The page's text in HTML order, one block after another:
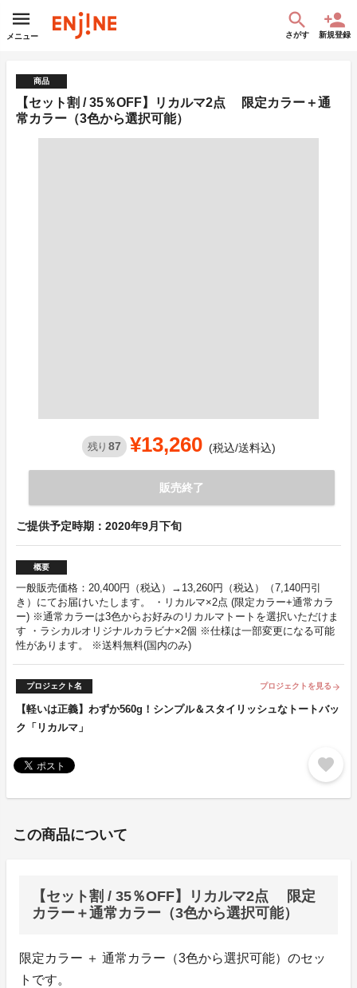
メニュー さがす 新規登録
商品
【セット割 / 35％OFF】リカルマ2点 限定カラー＋通
常カラー（3色から選択可能）
残り 87 ¥13,260 (税込/送料込)
販売終了
ご提供予定時期：2020年9月下旬
概要
一般販売価格：20,400円（税込）→13,260円（税込）（7,140円引
き）にてお届けいたします。 ・リカルマ×2点 (限定カラー+通常カラ
ー) ※通常カラーは3色からお好みのリカルマトートを選択いただけま
す ・ラシカルオリジナルカラビナ×2個 ※仕様は一部変更になる可能
性があります。 ※送料無料(国内のみ)
プロジェクト名 プロジェクトを見る arrow_forward
【軽いは正義】わずか560g！シンプル＆スタイリッシュなトートバッ
ク「リカルマ」
favorite
この商品について
【セット割 / 35％OFF】リカルマ2点 限定
カラー＋通常カラー（3色から選択可能）
限定カラー ＋ 通常カラー（3色から選択可能）のセッ
トです。